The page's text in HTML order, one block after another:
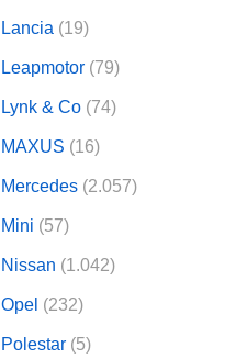
Lancia (19)
Leapmotor (79)
Lynk & Co (74)
MAXUS (16)
Mercedes (2.057)
Mini (57)
Nissan (1.042)
Opel (232)
Polestar (5)